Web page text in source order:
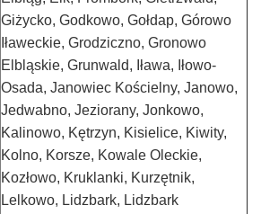
Giżycko, Godkowo, Gołdap, Górowo
Iławeckie, Grodziczno, Gronowo
Elbląskie, Grunwald, Iława, Iłowo-
Osada, Janowiec Kościelny, Janowo,
Jedwabno, Jeziorany, Jonkowo,
Kalinowo, Kętrzyn, Kisielice, Kiwity,
Kolno, Korsze, Kowale Oleckie,
Kozłowo, Kruklanki, Kurzętnik,
Lelkowo, Lidzbark, Lidzbark